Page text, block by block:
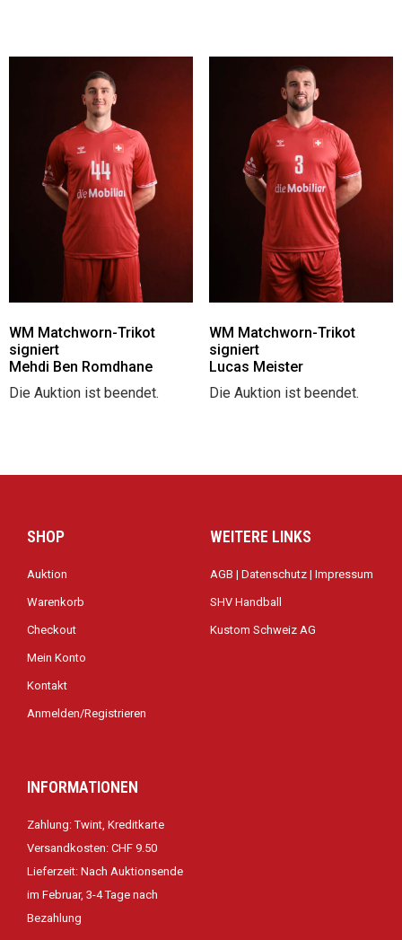
WM Matchworn-Trikot
signiert
Mehdi Ben Romdhane
Die Auktion ist beendet.
WM Matchworn-Trikot
signiert
Lucas Meister
Die Auktion ist beendet.
SHOP
Auktion
Warenkorb
Checkout
Mein Konto
Kontakt
Anmelden/Registrieren
WEITERE LINKS
AGB | Datenschutz | Impressum
SHV Handball
Kustom Schweiz AG
INFORMATIONEN
Zahlung: Twint, Kreditkarte
Versandkosten: CHF 9.50
Lieferzeit: Nach Auktionsende
im Februar, 3-4 Tage nach
Bezahlung